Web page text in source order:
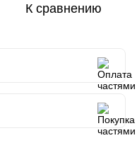
К сравнению